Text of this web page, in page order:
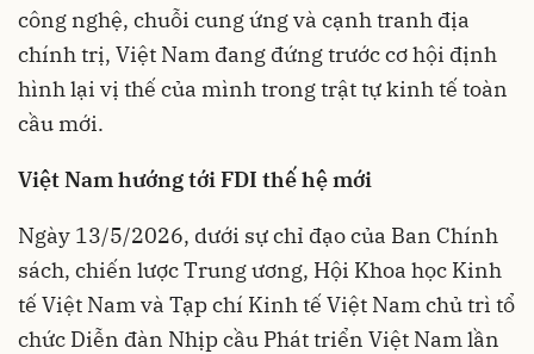
công nghệ, chuỗi cung ứng và cạnh tranh địa
chính trị, Việt Nam đang đứng trước cơ hội định
hình lại vị thế của mình trong trật tự kinh tế toàn
cầu mới.
Việt Nam hướng tới FDI thế hệ mới
Ngày 13/5/2026, dưới sự chỉ đạo của Ban Chính
sách, chiến lược Trung ương, Hội Khoa học Kinh
tế Việt Nam và Tạp chí Kinh tế Việt Nam chủ trì tổ
chức Diễn đàn Nhịp cầu Phát triển Việt Nam lần